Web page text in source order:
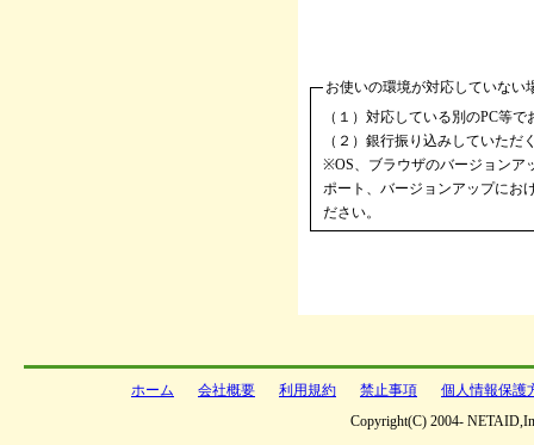
お使いの環境が対応していない
（１）対応している別のPC等
（２）銀行振り込みしていただ
※OS、ブラウザのバージョンア
ポート、バージョンアップにお
ださい。
ホーム 会社概要 利用規約 禁止事項
個人情報保護
Copyright(C) 2004-